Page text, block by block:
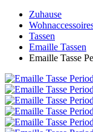
Zuhause
Tassen
Emaille Tassen
Emaille Tasse